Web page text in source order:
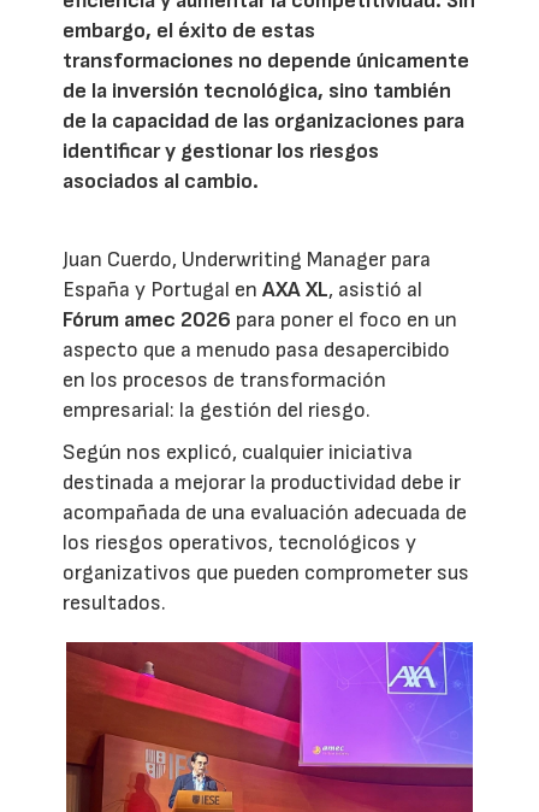
embargo, el éxito de estas
transformaciones no depende únicamente
de la inversión tecnológica, sino también
de la capacidad de las organizaciones para
identificar y gestionar los riesgos
asociados al cambio.
Juan Cuerdo, Underwriting Manager para
España y Portugal enAXA XL, asistió al
Fórum amec 2026 para poner el foco en un
aspecto que a menudo pasa desapercibido
en los procesos de transformación
empresarial: la gestión del riesgo.
Según nos explicó, cualquier iniciativa
destinada a mejorar la productividad debe ir
acompañada de una evaluación adecuada de
los riesgos operativos, tecnológicos y
organizativos que pueden comprometer sus
resultados.